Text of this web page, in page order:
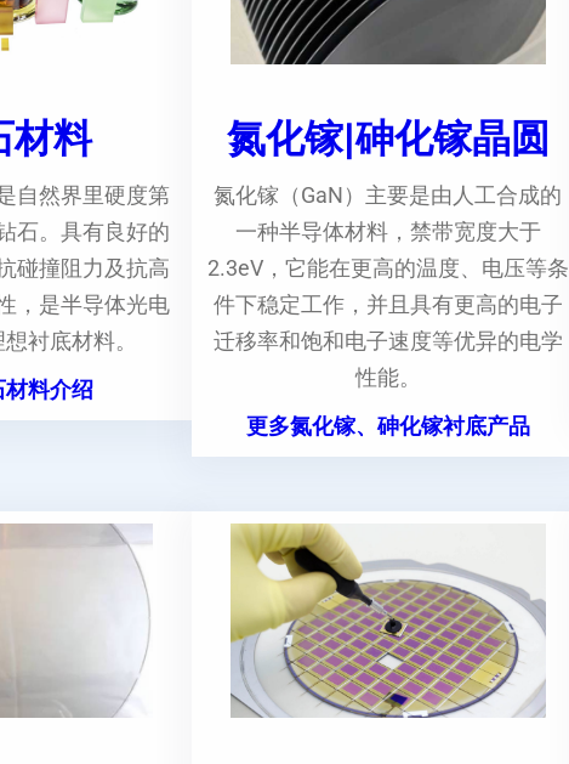
材料
自然界里硬度第
石。具有良好的
碰撞阻力及抗高
，是半导体光电
衬底材料。
材料介绍
氮化镓|砷化镓晶圆
氮化镓（GaN）主要是由人工合成的
一种半导体材料，禁带宽度大于
2.3eV，它能在更高的温度、电压等条
件下稳定工作，并且具有更高的电子
迁移率和饱和电子速度等优异的电学
性能。
更多氮化镓、砷化镓衬底产品